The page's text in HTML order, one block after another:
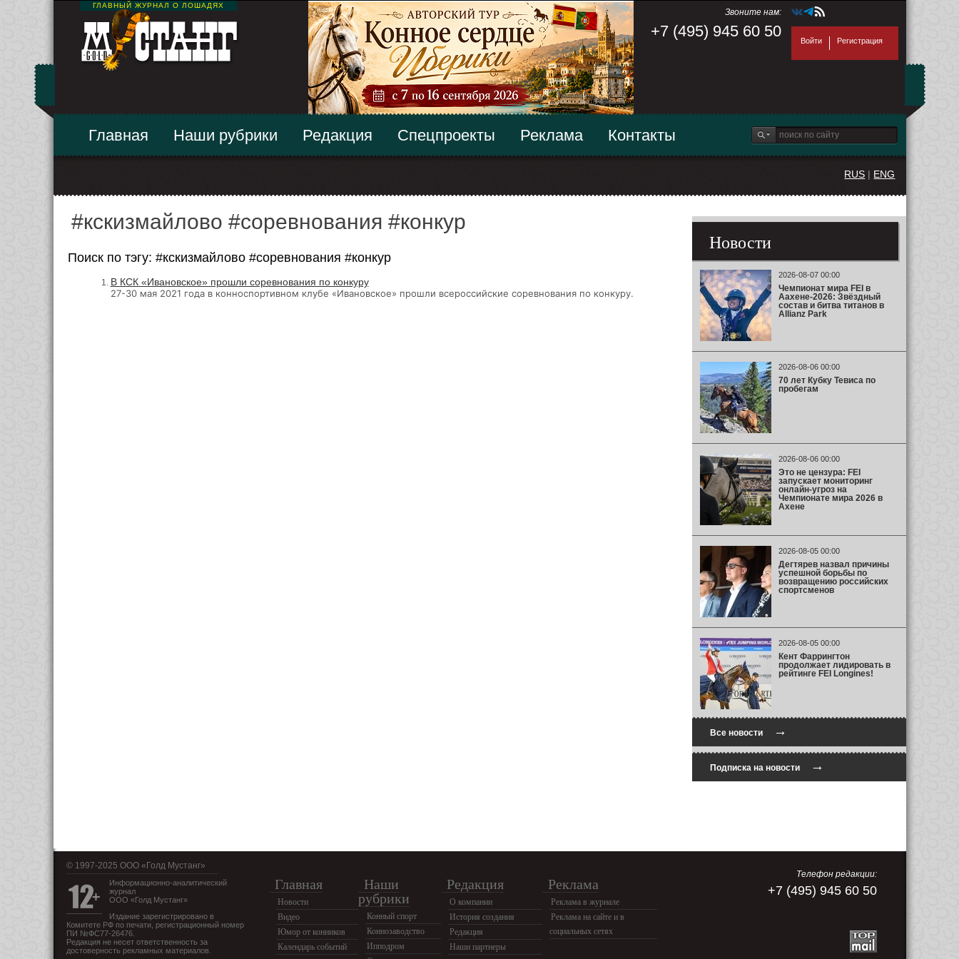
ГЛАВНЫЙ ЖУРНАЛ О ЛОШАДЯХ
Звоните нам:
+7 (495) 945 60 50
Войти Регистрация
Главная Наши рубрики Редакция Спецпроекты Реклама Контакты
RUS | ENG
#кскизмайлово #соревнования #конкур
Поиск по тэгу: #кскизмайлово #соревнования #конкур
В КСК «Ивановское» прошли соревнования по конкуру
27-30 мая 2021 года в конноспортивном клубе «Ивановское» прошли всероссийские соревнования по конкуру.
Новости
2026-08-07 00:00
Чемпионат мира FEI в
Аахене-2026: Звёздный
состав и битва титанов в
Allianz Park
2026-08-06 00:00
70 лет Кубку Тевиса по
пробегам
2026-08-06 00:00
Это не цензура: FEI
запускает мониторинг
онлайн-угроз на
Чемпионате мира 2026 в
Ахене
2026-08-05 00:00
Дегтярев назвал причины
успешной борьбы по
возвращению российских
спортсменов
2026-08-05 00:00
Кент Фаррингтон
продолжает лидировать в
рейтинге FEI Longines!
Все новости→
Подписка на новости→
© 1997-2025 OOO «Голд Мустанг»
Информационно-аналитический
журнал
ООО «Голд Мустанг»
Издание зарегистрировано в
Комитете РФ по печати, регистрационный номер
ПИ №ФС77-26476.
Редакция не несет ответственность за
достоверность рекламных материалов.
Главная
Новости
Видео
Юмор от конников
Календарь событий
Наши
рубрики
Конный спорт
Коннозаводство
Ипподром
Редакция
О компании
История создания
Редакция
Наши партнеры
Реклама
Реклама в журнале
Реклама на сайте и в
социальных сетях
Телефон редакции:
+7 (495) 945 60 50